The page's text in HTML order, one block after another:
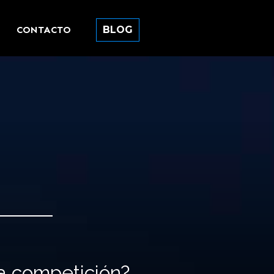
CONTACTO BLOG